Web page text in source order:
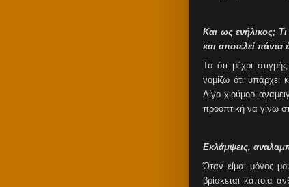
Και ως ενήλικος;
και αποτελεί πάντα
Το ότι μέχρι
νομίζω ότι υπάρχει
Λίγο χιούμορ
προοπτική να γίνω
Εκλάμψεις,
Όταν είμαι μόνος
βρίσκεται κάποια